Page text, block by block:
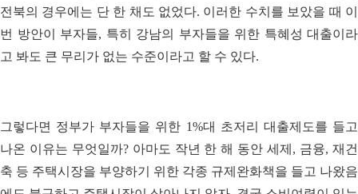
전북의 경우에는 단 한 채도 없었다. 이러한 수치를 보았을 때 이
번 방안이 부자들, 특히 강남의 부자들을 위한 특혜성 대출이라
고 봐도 큰 무리가 없는 수준이라고 할 수 있다.
그렇다면 정부가 부자들을 위한 1%대 초저리 대출제도를 들고
나온 이유는 무엇일까? 아마도 작년 한 해 동안 세제, 금융, 재건
축 등 주택시장을 부양하기 위한 각종 규제완화책을 들고 나왔음